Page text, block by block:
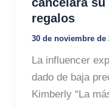
regalos
30 de noviembre de
La influencer
dado de baja
Kimberly “La